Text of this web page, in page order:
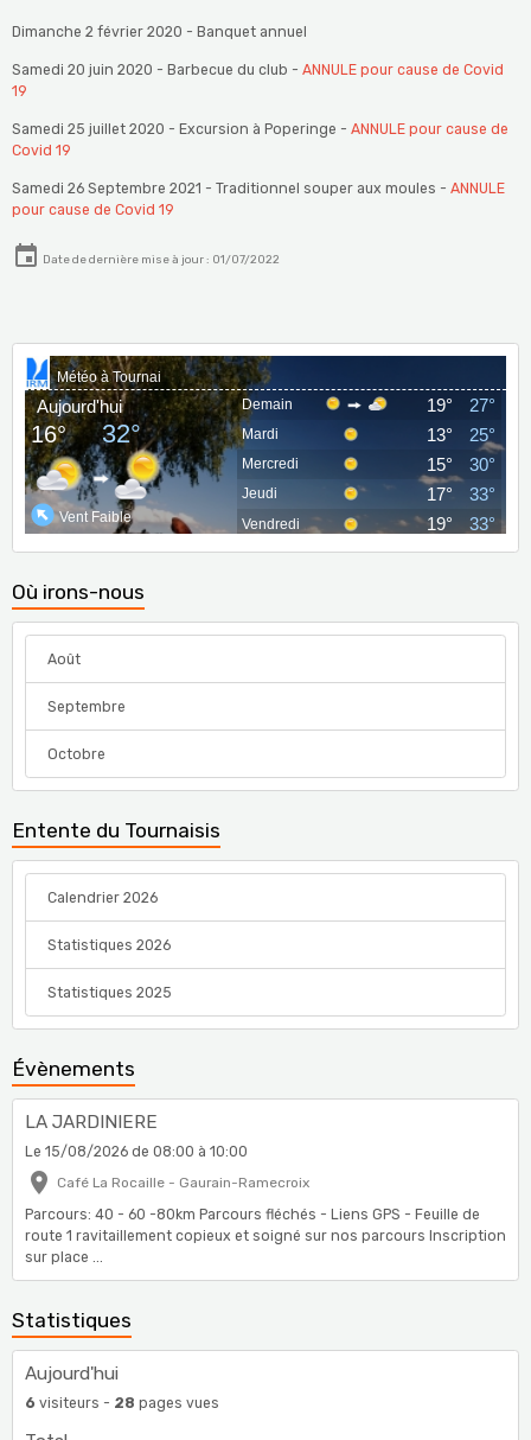
Dimanche 2 février 2020 - Banquet annuel
Samedi 20 juin 2020 - Barbecue du club - ANNULE pour cause de Covid
19
Samedi 25 juillet 2020 - Excursion à Poperinge - ANNULE pour cause de
Covid 19
Samedi 26 Septembre 2021 - Traditionnel souper aux moules - ANNULE
pour cause de Covid 19
Date de dernière mise à jour : 01/07/2022
Où irons-nous
Août
Septembre
Octobre
Entente du Tournaisis
Calendrier 2026
Statistiques 2026
Statistiques 2025
Évènements
LA JARDINIERE
Le 15/08/2026 de 08:00 à 10:00
Café La Rocaille - Gaurain-Ramecroix
Parcours: 40 - 60 -80km Parcours fléchés - Liens GPS - Feuille de
route 1 ravitaillement copieux et soigné sur nos parcours Inscription
sur place ...
Statistiques
Aujourd'hui
6 visiteurs - 28 pages vues